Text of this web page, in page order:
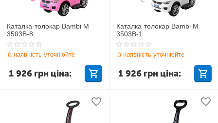
Каталка-толокар Bambi M
3503B-8
наявність уточнюйте
1 926 грн ціна:
Каталка-толокар Bambi M
3503B-1
наявність уточнюйте
1 926 грн ціна: